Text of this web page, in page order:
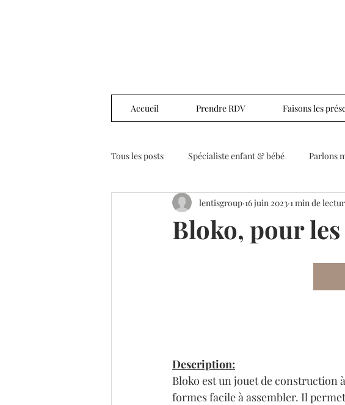
Accueil Prendre RDV Faisons les
Tous les posts Spécialiste enfant & bébé Parlons
Bloko, pour
lentisgroup 16 juin 2023 1 min de
Description:
Bloko est un jouet de construction
formes facile à assembler. Il